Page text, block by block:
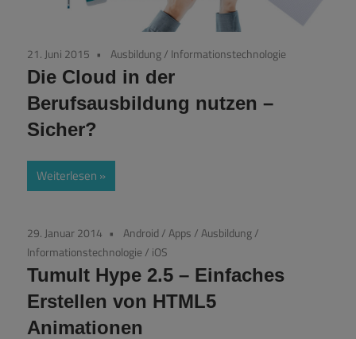
21. Juni 2015 Ausbildung/ Informationstechnologie
Die Cloud in der
Berufsausbildung nutzen –
Sicher?
Weiterlesen
29. Januar 2014 Android/Apps/Ausbildung/
Informationstechnologie/ iOS
Tumult Hype 2.5 – Einfaches
Erstellen von HTML5
Animationen